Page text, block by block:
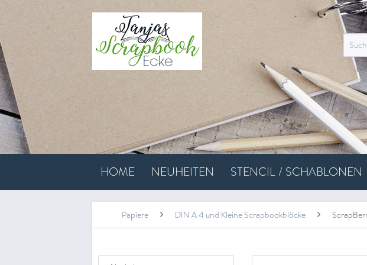
HOME NEUHEITEN STENCIL / SCHABLONEN
Papiere DIN A 4 und Kleine Scrapbookblöcke